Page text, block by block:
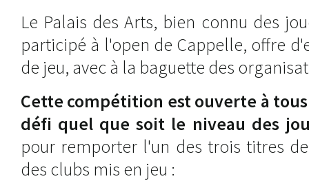
Le Palais des Arts, bien connu des
participé à l'open de Cappelle, offre
de jeu, avec à la baguette des
Cette compétition est ouverte à
défi quel que soit le niveau des
pour remporter l'un des trois titres
des clubs mis en jeu :